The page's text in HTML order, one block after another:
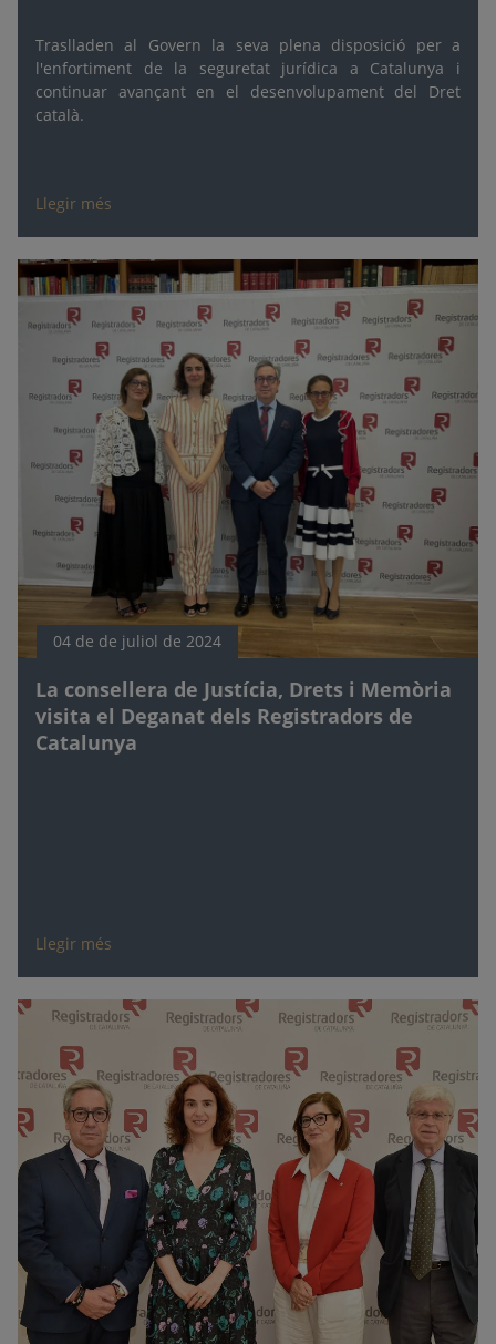
Traslladen al Govern la seva plena disposició per a
l'enfortiment de la seguretat jurídica a Catalunya i
continuar avançant en el desenvolupament del Dret
català.
Llegir més
04 de de juliol de 2024
La consellera de Justícia, Drets i Memòria
visita el Deganat dels Registradors de
Catalunya
Llegir més